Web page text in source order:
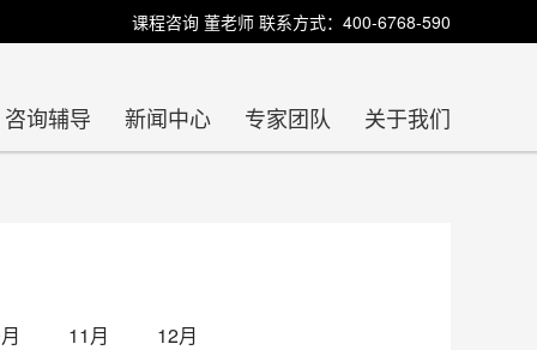
课程咨询 董老师 联系方式：400-6768-590
咨询辅导 新闻中心 专家团队 关于我们
11月 12月